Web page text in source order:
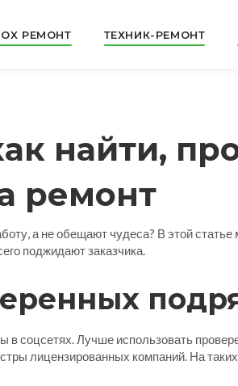
РЕМОНТ ТЕХНИК-РЕМОНТ
найти,
ремонт
а не обещают чудеса? В этой
поджидают заказчика.
в соцсетях. Лучше использовать
лицензированных компаний. На